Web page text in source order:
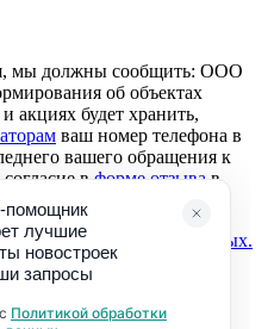
мы должны сообщить: ООО
об объектах
акциях будет хранить,
ваш номер телефона в
вашего обращения к
вформе отзывав
персональных данных.
связи